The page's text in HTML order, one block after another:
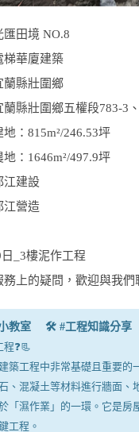
匯田境 NO.8
梯華廈建築
蘭縣壯圍鄉
縣壯圍鄉五權段783-3
：815m²/246.53坪
：1646m²/497.9坪
江建設
江營造
_3樓泥作工程
上的疑問，歡迎與我們
教室 🛠 #工程知識分享
❓📃
築工程中非常基礎且重要的
、混凝土等材料進行牆面、
「濕作業」的一環。它是房
工程。